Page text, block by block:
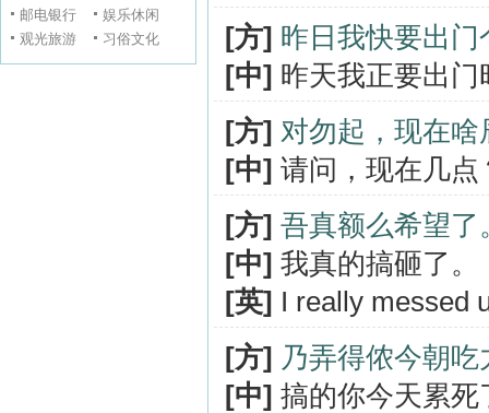
邮电银行
娱乐休闲
观光旅游
习俗文化
[方] 昨日我快要出
[中] 昨天我正要出
[方] 对勿起，现在啥
[中] 请问，现在几点
[方] 吾真额么希望了
[中] 我真的搞砸了。
[英] I really messed
[方] 乃弄得侬今朝吃
[中] 搞的你今天累死